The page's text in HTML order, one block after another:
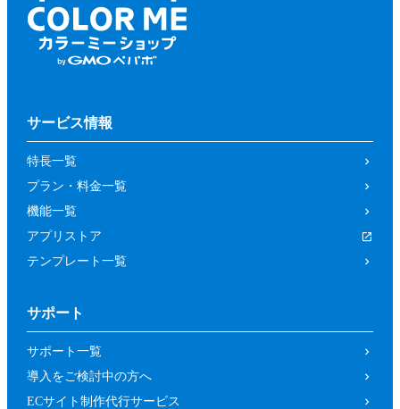
サービス情報
特長一覧
プラン・料金一覧
機能一覧
アプリストア
テンプレート一覧
サポート
サポート一覧
導入をご検討中の方へ
ECサイト制作代行サービス